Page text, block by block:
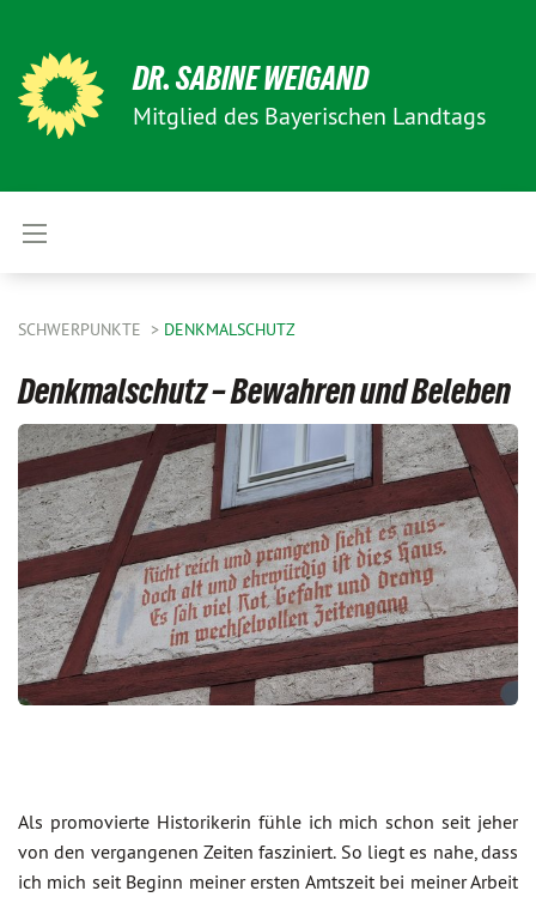
DR. SABINE WEIGAND
Mitglied des Bayerischen Landtags
SCHWERPUNKTE DENKMALSCHUTZ
Denkmalschutz – Bewahren und Beleben
Als promovierte Historikerin fühle ich mich schon seit jeher
von den vergangenen Zeiten fasziniert. So liegt es nahe, dass
ich mich seit Beginn meiner ersten Amtszeit bei meiner Arbeit